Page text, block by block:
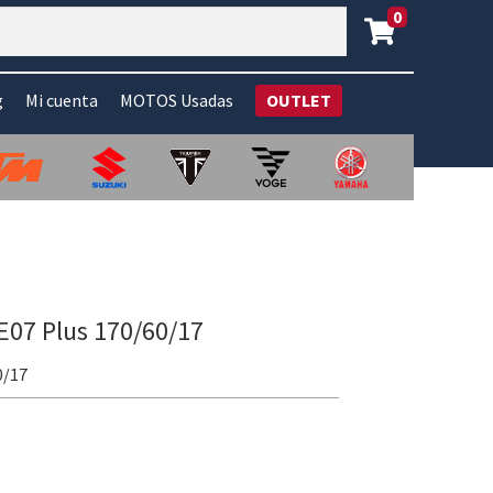
0
Mi cuenta MOTOS Usadas OUTLET
Plus 170/60/17
17